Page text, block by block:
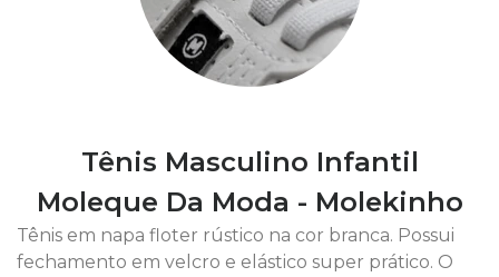
Tênis Masculino Infantil
Moleque Da Moda - Molekinho
Tênis em napa floter rústico na cor branca. Possui
fechamento em velcro e elástico super prático. O